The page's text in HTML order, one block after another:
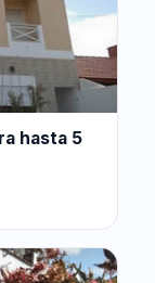
hasta 5